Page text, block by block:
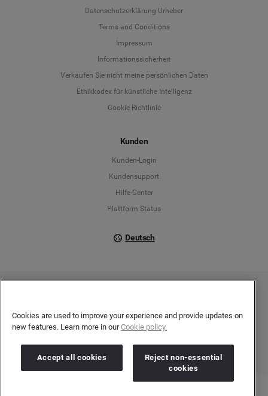
Datenschutzerklärung Urheber
Terms and Conditions
Impressum
Informationssicherheit
Verkaufen Sie nicht meine persönlichen Daten
Ethikkodex für künstliche Intelligenz
Cookie Richtlinie
Kunden
Kunden-Login
Kundensupport
Hilfe-Center
Plattform Status
Deutsch
Deutsch
English
Registergericht: Amtsgericht Frankfurt am Main | Registernummer: HRB 138083 |
Umsatzsteuer-Identifikationsnummer: DE278408482
Cookies are used to improve your experience and provide updates on
new features. Learn more in ourCookie policy.
Accept all cookies
Reject non-essential
cookies